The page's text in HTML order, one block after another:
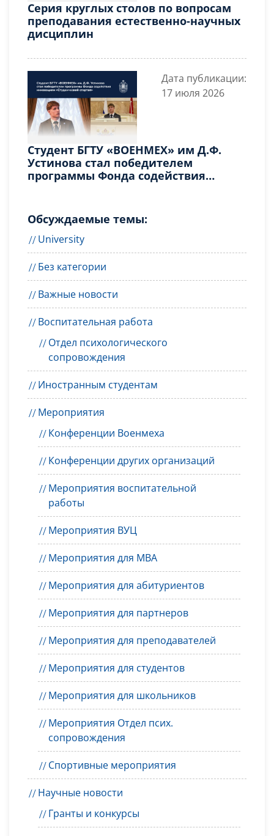
Серия круглых столов по вопросам
преподавания естественно-научных
дисциплин
Дата публикации:
17 июля 2026
Студент БГТУ «ВОЕНМЕХ» им Д.Ф.
Устинова стал победителем
программы Фонда содействия
Обсуждаемые темы:
University
Без категории
Важные новости
Воспитательная работа
Отдел психологического
сопровождения
Иностранным студентам
Мероприятия
Конференции Военмеха
Конференции других организаций
Мероприятия воспитательной
работы
Мероприятия ВУЦ
Мероприятия для MBA
Мероприятия для абитуриентов
Мероприятия для партнеров
Мероприятия для преподавателей
Мероприятия для студентов
Мероприятия для школьников
Мероприятия Отдел псих.
сопровождения
Спортивные мероприятия
Научные новости
Гранты и конкурсы